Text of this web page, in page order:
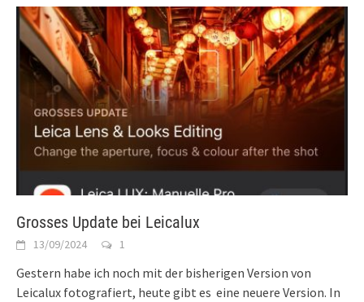
Grosses Update bei Leicalux
13/09/2024 1
Gestern habe ich noch mit der bisherigen Version von
Leicalux fotografiert, heute gibt es eine neuere Version. In